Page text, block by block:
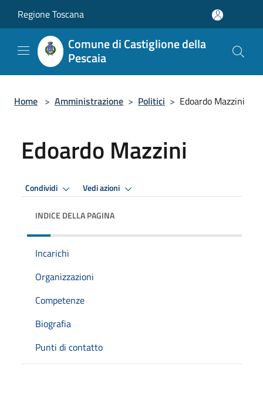
Regione Toscana
Comune di Castiglione della
Pescaia
Home > Amministrazione > Politici > Edoardo Mazzini
Edoardo Mazzini
Condividi Vedi azioni
INDICE DELLA PAGINA
Incarichi
Organizzazioni
Competenze
Biografia
Punti di contatto